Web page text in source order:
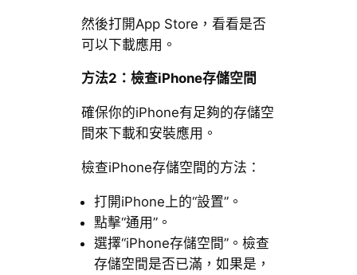
然後打開App Store，看看是否
可以下載應用。
方法2：檢查iPhone存儲空間
確保你的iPhone有足夠的存儲空
間來下載和安裝應用。
檢查iPhone存儲空間的方法：
打開iPhone上的“設置”。
點擊“通用”。
選擇“iPhone存儲空間”。檢查
存儲空間是否已滿，如果是，